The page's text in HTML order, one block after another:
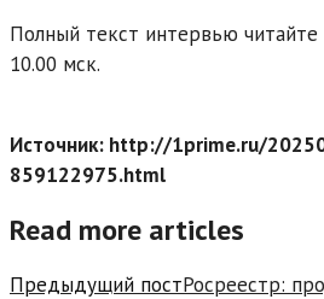
Полный текст интервью читайте
10.00 мск.
Источник: http://1prime.ru/
859122975.html
Read more articles
Предыдущий постРосреестр: